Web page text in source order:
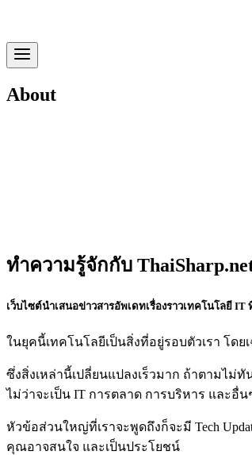
About
ทำความรู้จักกับ
เว็บไซต์นำเสนอข่าวสารอัพเดทเรื่องราวเทคโนโลยี
ในยุคนี้เทคโนโลยีเป็นสิ่งที่อยู่รอบตัวเรา โด
ซึ่งสิ่งเหล่านี้เปลี่ยนแปลงเร็วมาก ถ้าตามไม่ทั
ไม่ว่าจะเป็น IT การตลาด การบริหาร และอื่
หัวข้อส่วนใหญ่ที่เราจะพูดถึงก็จะมี Tech
คุณอาจสนใจ และเป็นประโยชน์